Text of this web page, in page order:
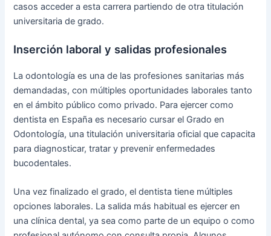
casos acceder a esta carrera partiendo de otra titulación
universitaria de grado.
Inserción laboral y salidas profesionales
La odontología es una de las profesiones sanitarias más
demandadas, con múltiples oportunidades laborales tanto
en el ámbito público como privado. Para ejercer como
dentista en España es necesario cursar el Grado en
Odontología, una titulación universitaria oficial que capacita
para diagnosticar, tratar y prevenir enfermedades
bucodentales.
Una vez finalizado el grado, el dentista tiene múltiples
opciones laborales. La salida más habitual es ejercer en
una clínica dental, ya sea como parte de un equipo o como